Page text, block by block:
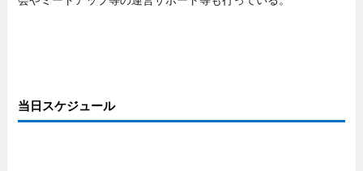
当日スケジュール